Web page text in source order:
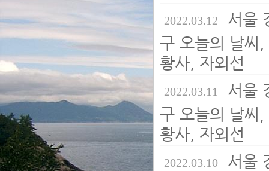
2022.03.12 서울
구 오늘의 날씨
황사, 자외선
2022.03.11 서울
구 오늘의 날씨
황사, 자외선
2022.03.10 서울